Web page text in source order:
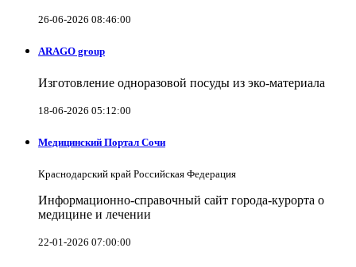
26-06-2026 08:46:00
ARAGO group
Изготовление одноразовой посуды из эко-материала
18-06-2026 05:12:00
Медицинский Портал Сочи
Краснодарский край Российская Федерация
Информационно-справочный сайт города-курорта о
медицине и лечении
22-01-2026 07:00:00